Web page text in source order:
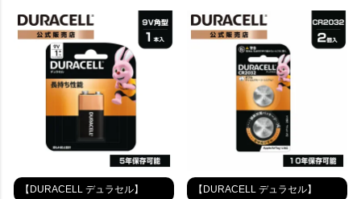
【DURACELL デュラセル】 【DURACELL デュラセル】